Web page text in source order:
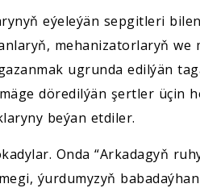
eýeleýän sepgitleri
mehanizatorlaryň we
ugrunda edilýän
döredilýän şertler üçin
beýan etdiler.
Onda “Arkadagyň
ýurdumyzyň